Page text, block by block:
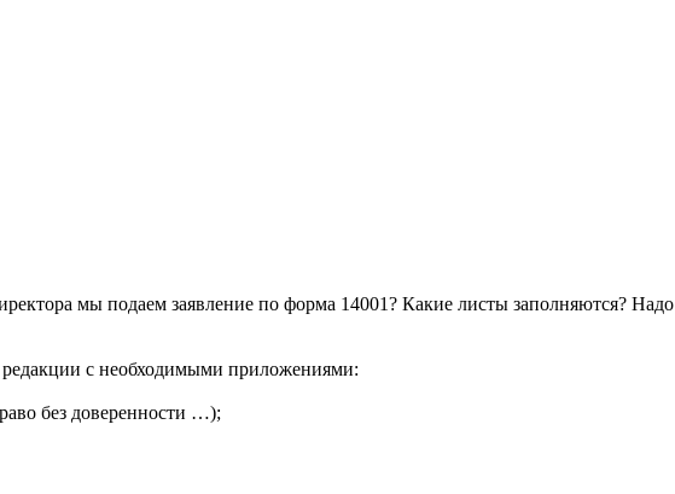
мы подаем заявление по форма 14001? Какие листы заполняются?
с необходимыми приложениями:
без доверенности …);